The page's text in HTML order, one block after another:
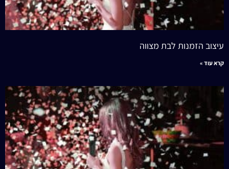
עיצוב הזמנות לבת מצווה
קרא עוד »